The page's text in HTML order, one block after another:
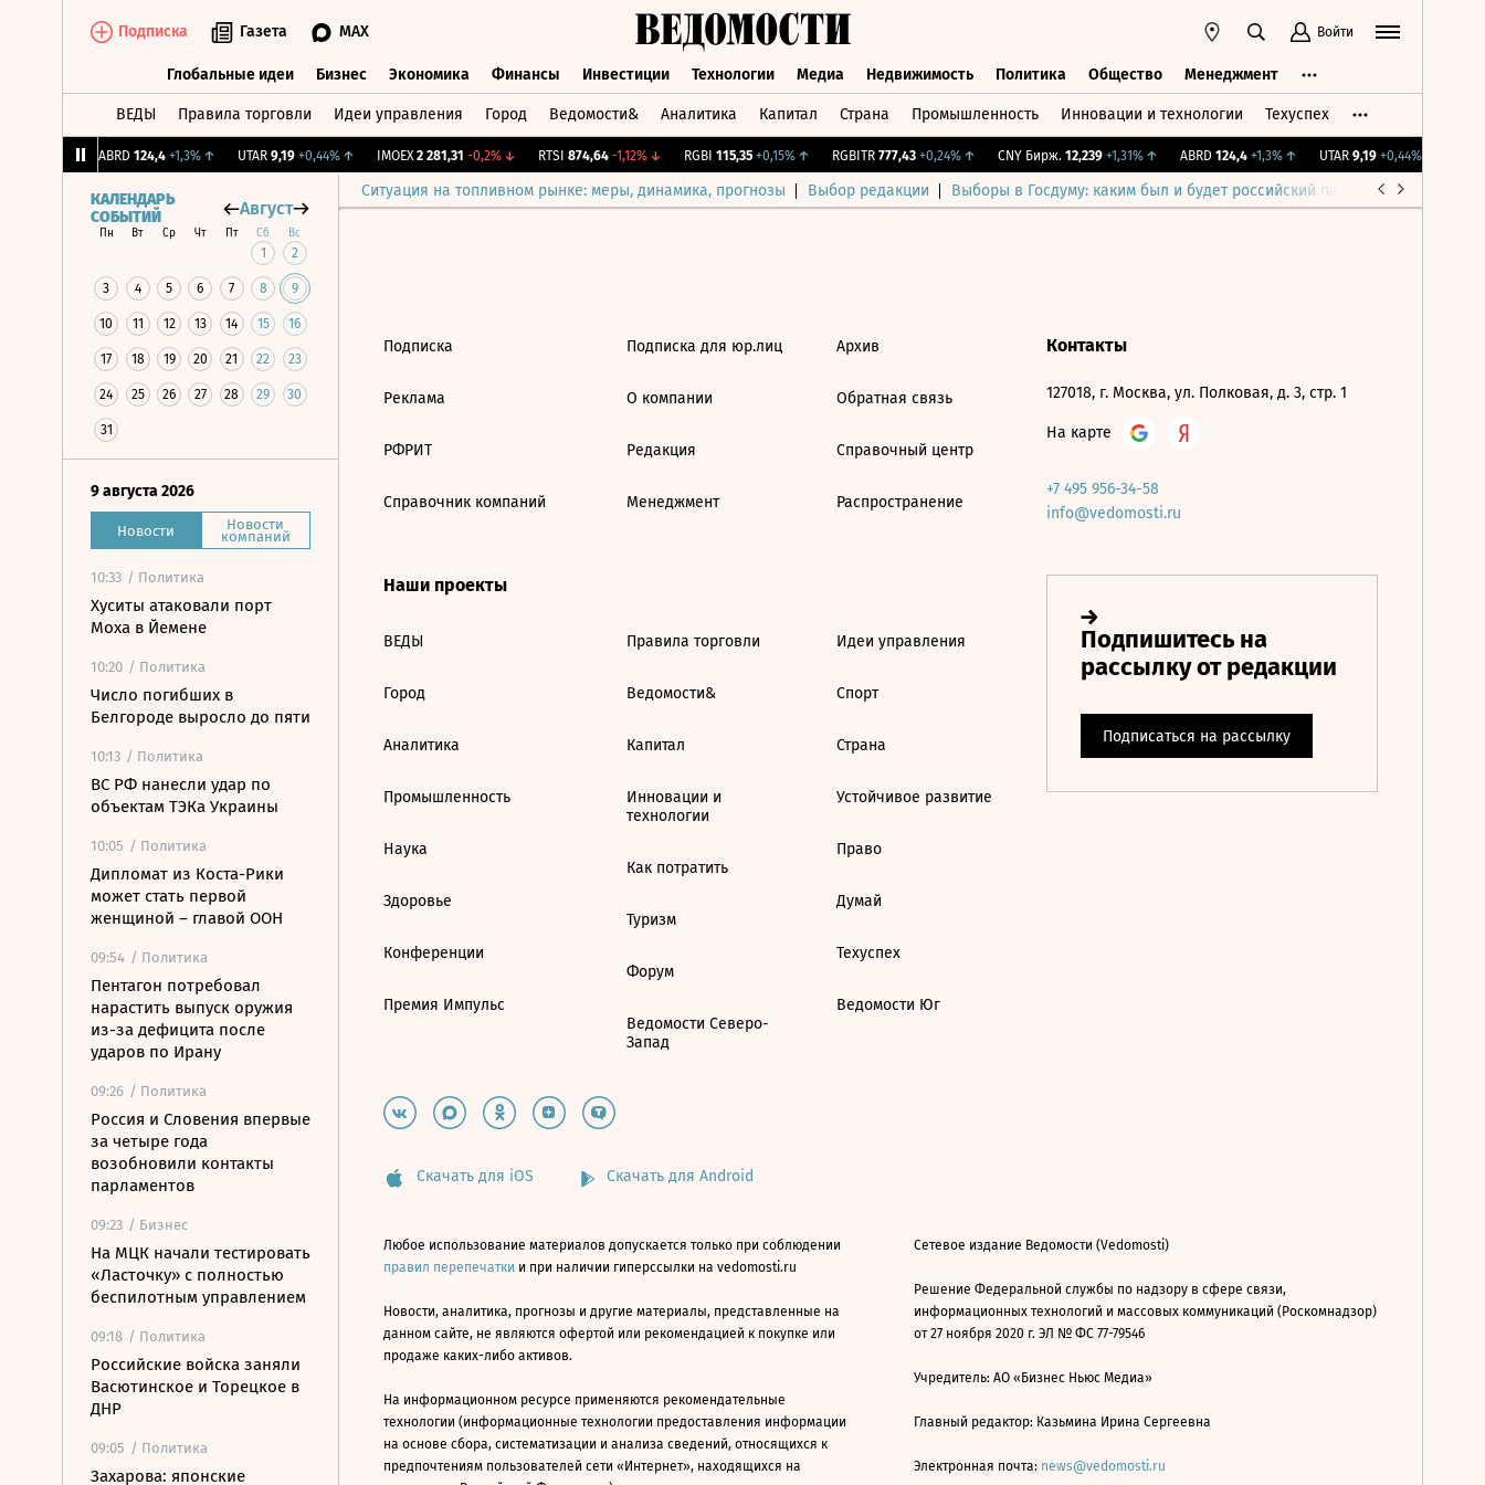
Подписка Газета MAX Войти
Глобальные идеи Бизнес Экономика Финансы Инвестиции Технологии Медиа Недвижимость Политика Общество Менеджмент
ВЕДЫ Правила торговли Идеи управления Город Ведомости& Аналитика Капитал Страна Промышленность Инновации и технологии Техуспех
ABRD 124,4 +1,3%↑ UTAR 9,19 +0,44%↑ IMOEX 2 281,31 -0,2%↓ RTSI 874,64 -1,12%↓ RGBI 115,35 +0,15%↑ RGBITR 777,43 +0,24%↑ CNY Бирж. 12,239 +1,31%↑ ABRD 124,4 +1,3%↑ UTAR 9,19 +0,44%↑
Ситуация на топливном рынке: меры, динамика, прогнозы Выбор редакции Выборы в Госдуму: каким был и будет российский парламент
КАЛЕНДАРЬ
СОБЫТИЙ
Август
Пн Вт Ср Чт Пт Сб Вс
1 2
3 4 5 6 7 8 9
10 11 12 13 14 15 16
17 18 19 20 21 22 23
24 25 26 27 28 29 30
31
9 августа 2026
Новости Новости
компаний
10:33 / Политика
Хуситы атаковали порт
Моха в Йемене
10:20 / Политика
Число погибших в
Белгороде выросло до пяти
10:13 / Политика
ВС РФ нанесли удар по
объектам ТЭКа Украины
10:05 / Политика
Дипломат из Коста-Рики
может стать первой
женщиной – главой ООН
09:54 / Политика
Пентагон потребовал
нарастить выпуск оружия
из-за дефицита после
ударов по Ирану
09:26 / Политика
Россия и Словения впервые
за четыре года
возобновили контакты
парламентов
09:23 / Бизнес
На МЦК начали тестировать
«Ласточку» с полностью
беспилотным управлением
09:18 / Политика
Российские войска заняли
Васютинское и Торецкое в
ДНР
09:05 / Политика
Захарова: японские
Подписка
Реклама
РФРИТ
Справочник компаний
Подписка для юр.лиц
О компании
Редакция
Менеджмент
Архив
Обратная связь
Справочный центр
Распространение
Наши проекты
ВЕДЫ
Город
Аналитика
Промышленность
Наука
Здоровье
Конференции
Премия Импульс
Правила торговли
Ведомости&
Капитал
Инновации и
технологии
Как потратить
Туризм
Форум
Ведомости Северо-
Запад
Идеи управления
Спорт
Страна
Устойчивое развитие
Право
Думай
Техуспех
Ведомости Юг
Контакты
127018, г. Москва, ул. Полковая, д. 3, стр. 1
На карте
+7 495 956-34-58
info@vedomosti.ru
Скачать для iOS Скачать для Android
Любое использование материалов допускается только при соблюдении
правил перепечатки и при наличии гиперссылки на vedomosti.ru
Новости, аналитика, прогнозы и другие материалы, представленные на
данном сайте, не являются офертой или рекомендацией к покупке или
продаже каких-либо активов.
На информационном ресурсе применяются рекомендательные
технологии (информационные технологии предоставления информации
на основе сбора, систематизации и анализа сведений, относящихся к
предпочтениям пользователей сети «Интернет», находящихся на
Сетевое издание Ведомости (Vedomosti)
Решение Федеральной службы по надзору в сфере связи,
информационных технологий и массовых коммуникаций (Роскомнадзор)
от 27 ноября 2020 г. ЭЛ № ФС 77-79546
Учредитель: АО «Бизнес Ньюс Медиа»
Главный редактор: Казьмина Ирина Сергеевна
Электронная почта: news@vedomosti.ru